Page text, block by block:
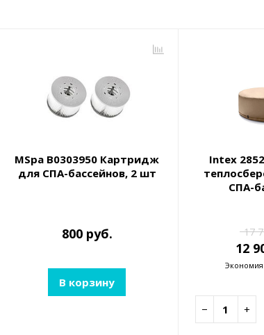
MSpa B0303950 Картридж
для СПА-бассейнов, 2 шт
800 руб.
В корзину
Intex
СПА-
17
12
Экономия:
− +